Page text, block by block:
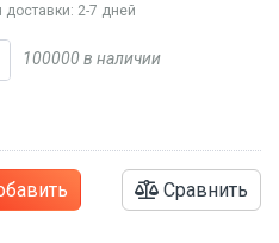
2-7 дней
100000 в наличии
Сравнить